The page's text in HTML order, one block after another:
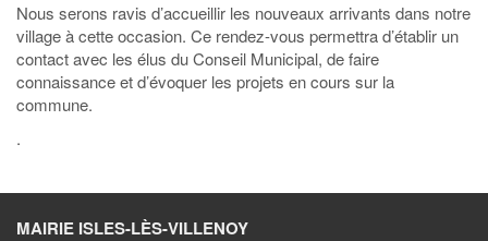
Nous serons ravis d’accueillir les nouveaux arrivants dans notre
village à cette occasion. Ce rendez-vous permettra d’établir un
contact avec les élus du Conseil Municipal, de faire
connaissance et d’évoquer les projets en cours sur la
commune.
.
MAIRIE ISLES-LÈS-VILLENOY